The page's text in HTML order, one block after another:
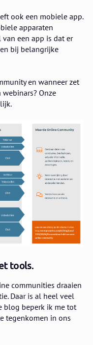
ook een mobiele app.
apparaten
een app is dat er
bij belangrijke
en wanneer zet
Onze
tools.
communities draaien
Daar is al heel veel
blog beperk ik me tot
tegenkomen in ons